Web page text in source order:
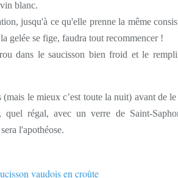
blanc.
jusqu'à ce qu'elle prenne la même
gelée se fige, faudra tout recommencer !
dans le saucisson bien froid et le
le mieux c’est toute la nuit) avant de
quel régal, avec un verre de Saint-
l'apothéose.